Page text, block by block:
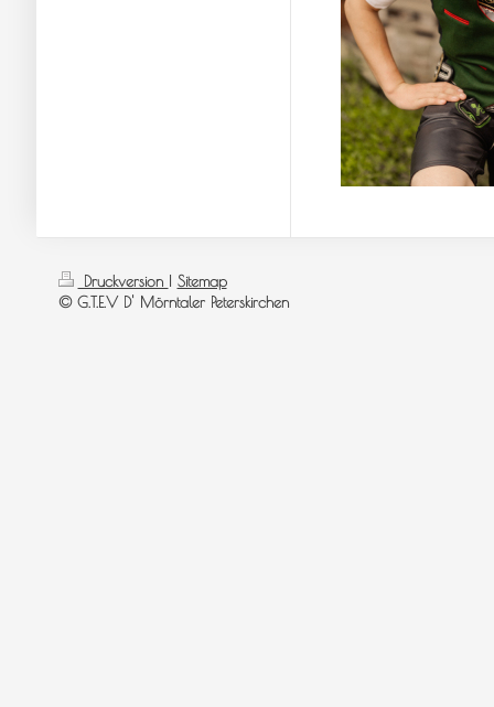
Druckversion
Sitemap
© G.T.E.V D' Mörntaler Peterskirchen